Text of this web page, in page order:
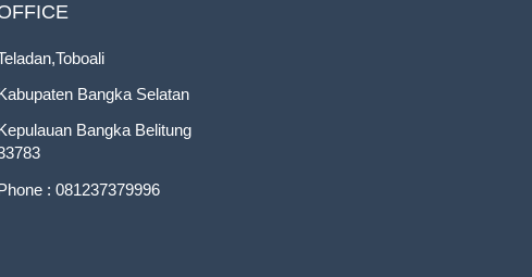
Bangka Selatan
Bangka Belitung
: 081237379996